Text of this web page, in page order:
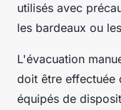
utilisés avec
les bardeaux ou
L'évacuation
doit être effectuée
équipés de